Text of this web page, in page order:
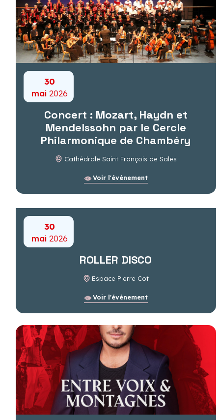
30
mai 2026
Concert : Mozart, Haydn et
Mendelssohn par le Cercle
Philarmonique de Chambéry
Cathédrale Saint François de Sales
Voir l'événement
30
mai 2026
ROLLER DISCO
Espace Pierre Cot
Voir l'événement